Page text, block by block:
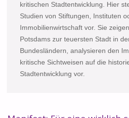
kritischen Stadtentwicklung. Hier
Studien von Stiftungen, Instituten
Immobilienwirtschaft vor. Sie
Potsdams zur teuersten Stadt in
Bundesländern, analysieren den
kritische Sichtweisen auf die
Stadtentwicklung vor.